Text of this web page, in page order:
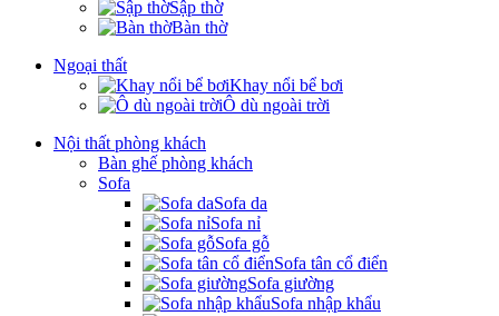
Sập thờ
Bàn thờ
Ngoại thất
Khay nổi bể bơi
Ô dù ngoài trời
Nội thất phòng khách
Bàn ghế phòng khách
Sofa
Sofa da
Sofa nỉ
Sofa gỗ
Sofa tân cổ điển
Sofa giường
Sofa nhập khẩu